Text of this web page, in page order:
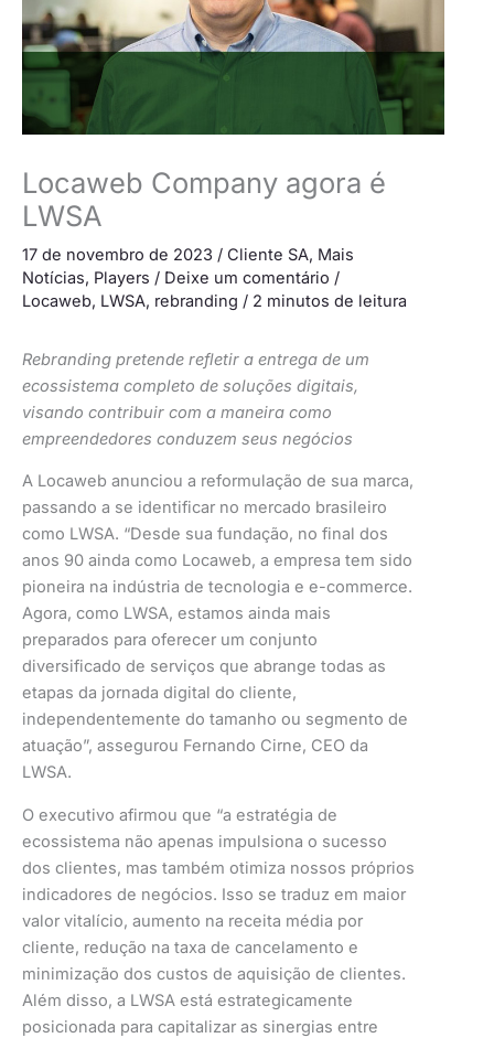
Locaweb Company agora é
LWSA
17 de novembro de 2023 / Cliente SA, Mais
Notícias, Players / Deixe um comentário /
Locaweb, LWSA, rebranding / 2 minutos de leitura
Rebranding pretende refletir a entrega de um
ecossistema completo de soluções digitais,
visando contribuir com a maneira como
empreendedores conduzem seus negócios
A Locaweb anunciou a reformulação de sua marca,
passando a se identificar no mercado brasileiro
como LWSA. “Desde sua fundação, no final dos
anos 90 ainda como Locaweb, a empresa tem sido
pioneira na indústria de tecnologia e e-commerce.
Agora, como LWSA, estamos ainda mais
preparados para oferecer um conjunto
diversificado de serviços que abrange todas as
etapas da jornada digital do cliente,
independentemente do tamanho ou segmento de
atuação”, assegurou Fernando Cirne, CEO da
LWSA.
O executivo afirmou que “a estratégia de
ecossistema não apenas impulsiona o sucesso
dos clientes, mas também otimiza nossos próprios
indicadores de negócios. Isso se traduz em maior
valor vitalício, aumento na receita média por
cliente, redução na taxa de cancelamento e
minimização dos custos de aquisição de clientes.
Além disso, a LWSA está estrategicamente
posicionada para capitalizar as sinergias entre